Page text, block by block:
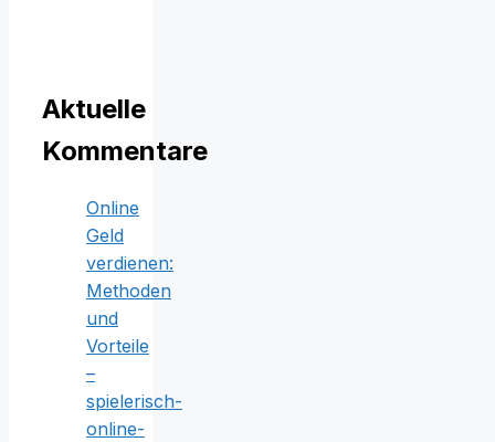
Aktuelle
Kommentare
Online
Geld
verdienen:
Methoden
und
Vorteile
–
spielerisch-
online-